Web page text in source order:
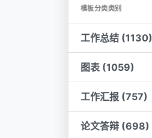
模板分类类别
工作总结 (1130)
图表 (1059)
工作汇报 (757)
论文答辩 (698)